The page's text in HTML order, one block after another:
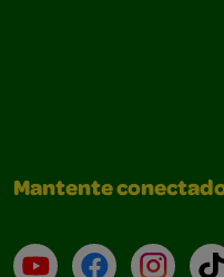
Mantente
YouTube (en inglés)
Facebook (en